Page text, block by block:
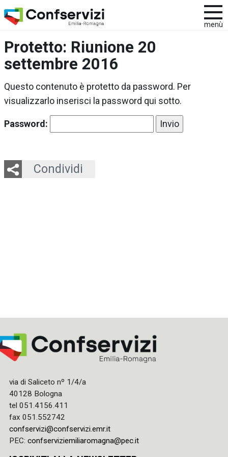
menù
Protetto: Riunione 20
settembre 2016
Questo contenuto è protetto da password. Per
visualizzarlo inserisci la password qui sotto.
Password:
Condividi
Twitter
LinkedIn
Email
Whatsapp
via di Saliceto nº 1/4/a
40128 Bologna
tel 051.4156.411
fax 051.552742
confservizi@confservizi.emr.it
PEC: confserviziemiliaromagna@pec.it